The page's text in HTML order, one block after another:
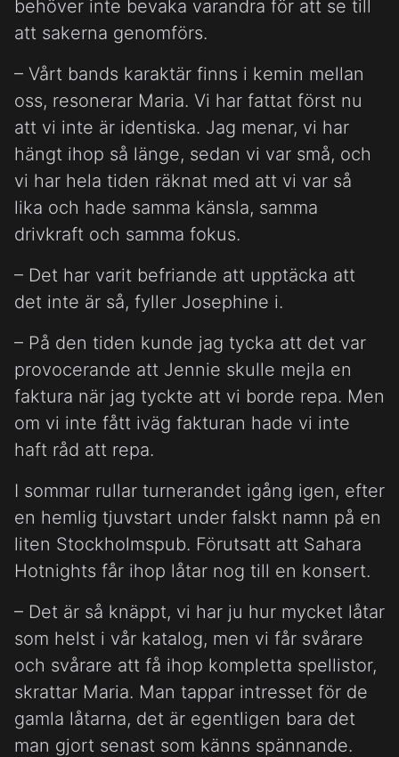
behöver inte bevaka varandra för att se till
att sakerna genomförs.
– Vårt bands karaktär finns i kemin mellan
oss, resonerar Maria. Vi har fattat först nu
att vi inte är identiska. Jag menar, vi har
hängt ihop så länge, sedan vi var små, och
vi har hela tiden räknat med att vi var så
lika och hade samma känsla, samma
drivkraft och samma fokus.
– Det har varit befriande att upptäcka att
det inte är så, fyller Josephine i.
– På den tiden kunde jag tycka att det var
provocerande att Jennie skulle mejla en
faktura när jag tyckte att vi borde repa. Men
om vi inte fått iväg fakturan hade vi inte
haft råd att repa.
I sommar rullar turnerandet igång igen, efter
en hemlig tjuvstart under falskt namn på en
liten Stockholmspub. Förutsatt att Sahara
Hotnights får ihop låtar nog till en konsert.
– Det är så knäppt, vi har ju hur mycket låtar
som helst i vår katalog, men vi får svårare
och svårare att få ihop kompletta spellistor,
skrattar Maria. Man tappar intresset för de
gamla låtarna, det är egentligen bara det
man gjort senast som känns spännande.